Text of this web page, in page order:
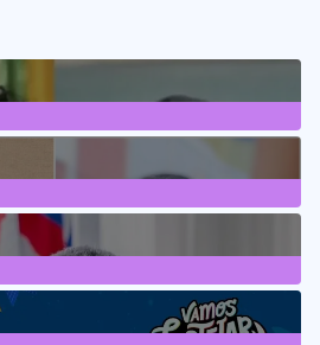
0Posts
75Posts
46Posts